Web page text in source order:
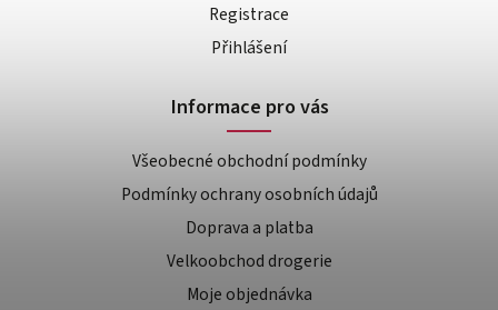
Registrace
Přihlášení
Informace pro vás
Všeobecné obchodní podmínky
Podmínky ochrany osobních údajů
Doprava a platba
Velkoobchod drogerie
Moje objednávka